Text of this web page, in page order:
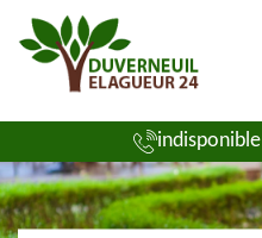
indisponible